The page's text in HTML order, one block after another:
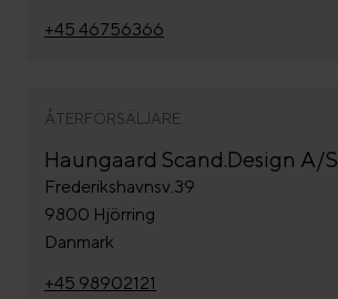
+45 46756366
ÅTERFÖRSÄLJARE
Haungaard Scand.Design A/S
Frederikshavnsv.39
9800 Hjörring
Danmark
+45 98902121